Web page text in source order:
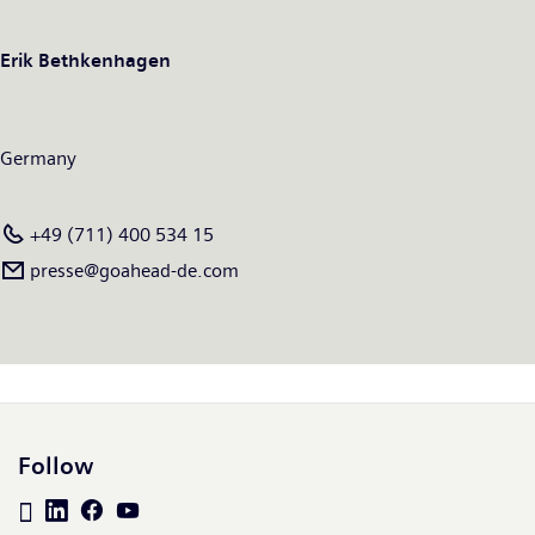
Erik Bethkenhagen
Germany
+49 (711) 400 534 15
presse@goahead-de.com
Follow